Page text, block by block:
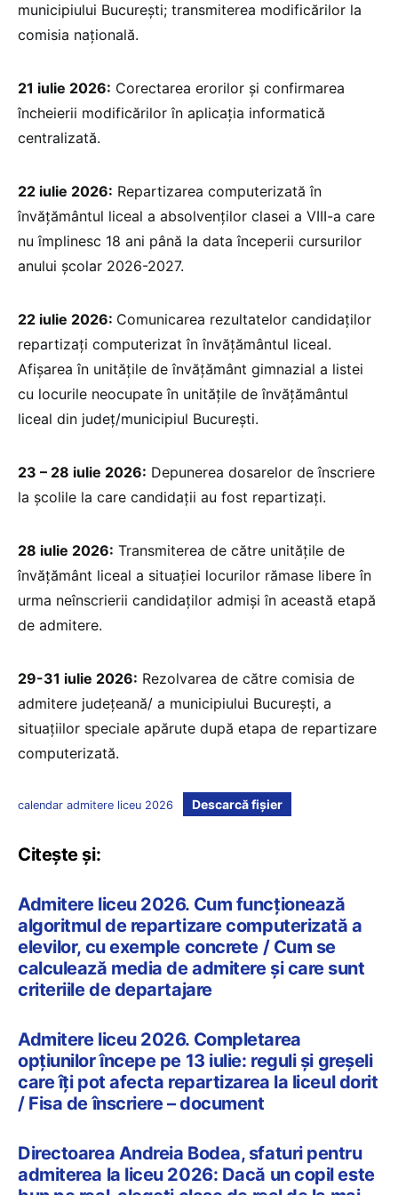
municipiului București; transmiterea modificărilor la
comisia națională.
21 iulie 2026: Corectarea erorilor și confirmarea
încheierii modificărilor în aplicația informatică
centralizată.
22 iulie 2026: Repartizarea computerizată în
învățământul liceal a absolvenților clasei a VIII-a care
nu împlinesc 18 ani până la data începerii cursurilor
anului școlar 2026-2027.
22 iulie 2026: Comunicarea rezultatelor candidaților
repartizați computerizat în învățământul liceal.
Afișarea în unitățile de învățământ gimnazial a listei
cu locurile neocupate în unitățile de învățământul
liceal din județ/municipiul București.
23 – 28 iulie 2026: Depunerea dosarelor de înscriere
la școlile la care candidații au fost repartizați.
28 iulie 2026: Transmiterea de către unitățile de
învățământ liceal a situației locurilor rămase libere în
urma neînscrierii candidaților admiși în această etapă
de admitere.
29-31 iulie 2026: Rezolvarea de către comisia de
admitere județeană/ a municipiului București, a
situațiilor speciale apărute după etapa de repartizare
computerizată.
calendar admitere liceu 2026 Descarcă fișier
Citește și:
Admitere liceu 2026. Cum funcționează
algoritmul de repartizare computerizată a
elevilor, cu exemple concrete / Cum se
calculează media de admitere și care sunt
criteriile de departajare
Admitere liceu 2026. Completarea
opțiunilor începe pe 13 iulie: reguli și greșeli
care îți pot afecta repartizarea la liceul dorit
/ Fisa de înscriere – document
Directoarea Andreia Bodea, sfaturi pentru
admiterea la liceu 2026: Dacă un copil este